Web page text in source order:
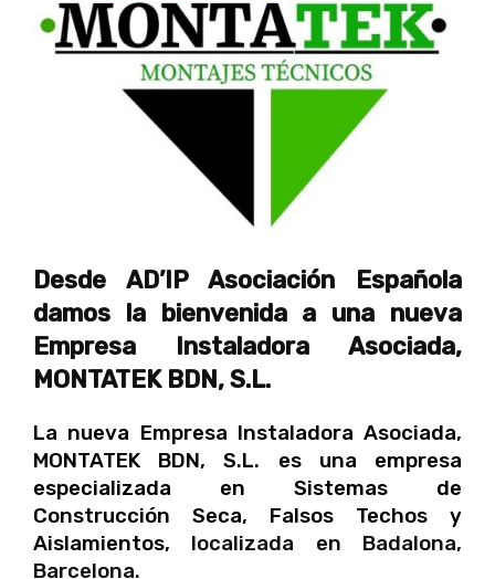
Desde AD’IP Asociación Española
damos la bienvenida a una nueva
Empresa Instaladora Asociada,
MONTATEK BDN, S.L.
La nueva Empresa Instaladora Asociada,
MONTATEK BDN, S.L. es una empresa
especializada en Sistemas de
Construcción Seca, Falsos Techos y
Aislamientos,
localizada en Badalona,
Barcelona.